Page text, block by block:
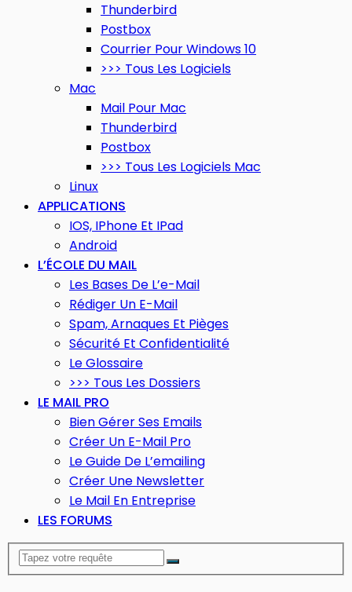
Thunderbird
Postbox
Courrier Pour Windows 10
>>> Tous Les Logiciels
Mac
Mail Pour Mac
Thunderbird
Postbox
>>> Tous Les Logiciels Mac
Linux
APPLICATIONS
IOS, IPhone Et IPad
Android
L’ÉCOLE DU MAIL
Les Bases De L’e-Mail
Rédiger Un E-Mail
Spam, Arnaques Et Pièges
Sécurité Et Confidentialité
Le Glossaire
>>> Tous Les Dossiers
LE MAIL PRO
Bien Gérer Ses Emails
Créer Un E-Mail Pro
Le Guide De L’emailing
Créer Une Newsletter
Le Mail En Entreprise
LES FORUMS